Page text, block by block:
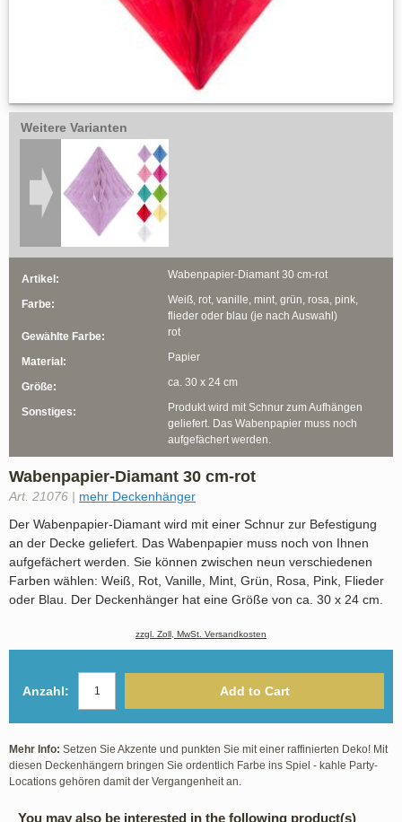
Wabenpapier-Diamant 30 cm-rot
Art. 21076 | mehr Deckenhänger
Der Wabenpapier-Diamant wird mit einer Schnur zur Befestigung
an der Decke geliefert. Das Wabenpapier muss noch von Ihnen
aufgefächert werden. Sie können zwischen neun verschiedenen
Farben wählen: Weiß, Rot, Vanille, Mint, Grün, Rosa, Pink, Flieder
oder Blau. Der Deckenhänger hat eine Größe von ca. 30 x 24 cm.
zzgl. Zoll, MwSt. Versandkosten
Anzahl: Add to Cart
Mehr Info: Setzen Sie Akzente und punkten Sie mit einer raffinierten Deko! Mit
diesen Deckenhängern bringen Sie ordentlich Farbe ins Spiel - kahle Party-
Locations gehören damit der Vergangenheit an.
Weitere Varianten
Artikel: Wabenpapier-Diamant 30 cm-rot
Farbe:
Weiß, rot, vanille, mint, grün, rosa, pink,
flieder oder blau (je nach Auswahl)
Gewählte Farbe:
rot
Material: Papier
Größe: ca. 30 x 24 cm
Sonstiges:
Produkt wird mit Schnur zum Aufhängen
geliefert. Das Wabenpapier muss noch
aufgefächert werden.
You may also be interested in the following product(s)